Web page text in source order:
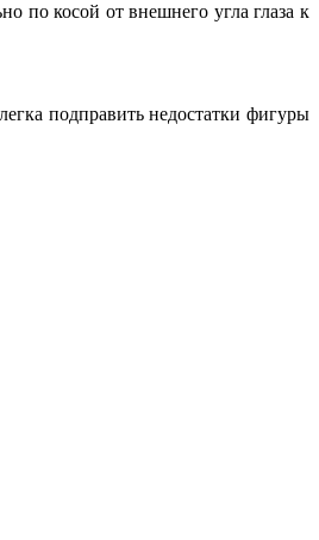
по косой от внешнего угла глаза к
подправить недостатки фигуры